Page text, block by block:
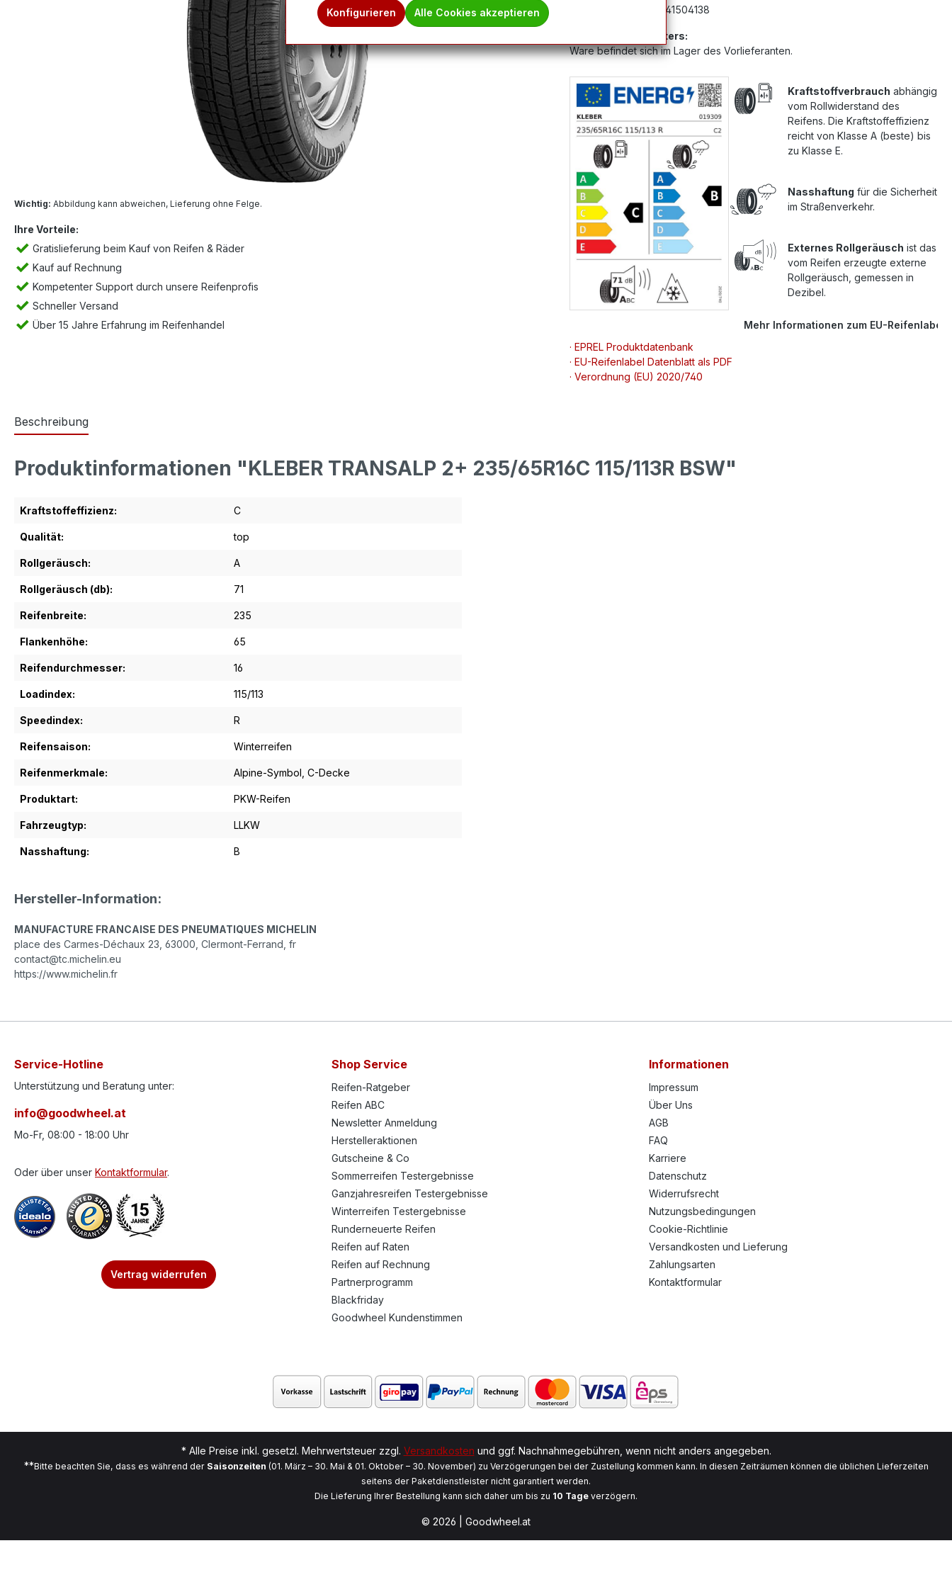
Wichtig: Abbildung kann abweichen, Lieferung ohne Felge.
Ihre Vorteile:
Gratislieferung beim Kauf von Reifen & Räder
Kauf auf Rechnung
Kompetenter Support durch unsere Reifenprofis
Schneller Versand
Über 15 Jahre Erfahrung im Reifenhandel
G41504138
Hinweis des Anbieters:
Ware befindet sich im Lager des Vorlieferanten.
Kraftstoffverbrauch abhängig
vom Rollwiderstand des
Reifens. Die Kraftstoffeffizienz
reicht von Klasse A (beste) bis
zu Klasse E.
Nasshaftung für die Sicherheit
im Straßenverkehr.
Externes Rollgeräusch ist das
vom Reifen erzeugte externe
Rollgeräusch, gemessen in
Dezibel.
Mehr Informationen zum EU-Reifenlabel
· EPREL Produktdatenbank
· EU-Reifenlabel Datenblatt als PDF
· Verordnung (EU) 2020/740
Beschreibung
Produktinformationen "KLEBER TRANSALP 2+ 235/65R16C 115/113R BSW"
Kraftstoffeffizienz: C
Qualität: top
Rollgeräusch: A
Rollgeräusch (db): 71
Reifenbreite: 235
Flankenhöhe: 65
Reifendurchmesser: 16
Loadindex: 115/113
Speedindex: R
Reifensaison: Winterreifen
Reifenmerkmale: Alpine-Symbol , C-Decke
Produktart: PKW-Reifen
Fahrzeugtyp: LLKW
Nasshaftung: B
Hersteller-Information:
MANUFACTURE FRANCAISE DES PNEUMATIQUES MICHELIN
place des Carmes-Déchaux 23, 63000, Clermont-Ferrand, fr
contact@tc.michelin.eu
https://www.michelin.fr
Service-Hotline
Unterstützung und Beratung unter:
info@goodwheel.at
Mo-Fr, 08:00 - 18:00 Uhr
Oder über unser Kontaktformular.
Vertrag widerrufen
Shop Service
Reifen-Ratgeber
Reifen ABC
Newsletter Anmeldung
Herstelleraktionen
Gutscheine & Co
Sommerreifen Testergebnisse
Ganzjahresreifen Testergebnisse
Winterreifen Testergebnisse
Runderneuerte Reifen
Reifen auf Raten
Reifen auf Rechnung
Partnerprogramm
Blackfriday
Goodwheel Kundenstimmen
Informationen
Impressum
Über Uns
AGB
FAQ
Karriere
Datenschutz
Widerrufsrecht
Nutzungsbedingungen
Cookie-Richtlinie
Versandkosten und Lieferung
Zahlungsarten
Kontaktformular
* Alle Preise inkl. gesetzl. Mehrwertsteuer zzgl. Versandkosten und ggf. Nachnahmegebühren, wenn nicht anders angegeben.
**Bitte beachten Sie, dass es während der Saisonzeiten (01. März – 30. Mai & 01. Oktober – 30. November) zu Verzögerungen bei der Zustellung kommen kann. In diesen Zeiträumen können die üblichen Lieferzeiten
seitens der Paketdienstleister nicht garantiert werden.
Die Lieferung Ihrer Bestellung kann sich daher um bis zu 10 Tage verzögern.
© 2026 | Goodwheel.at
Konfigurieren Alle Cookies akzeptieren